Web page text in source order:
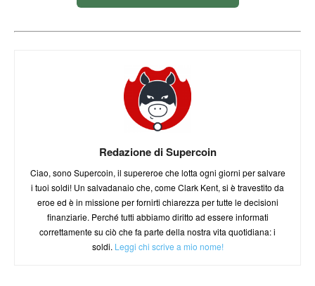
Redazione di Supercoin
Ciao, sono Supercoin, il supereroe che lotta ogni giorni per salvare
i tuoi soldi! Un salvadanaio che, come Clark Kent, si è travestito da
eroe ed è in missione per fornirti chiarezza per tutte le decisioni
finanziarie. Perché tutti abbiamo diritto ad essere informati
correttamente su ciò che fa parte della nostra vita quotidiana: i
soldi. Leggi chi scrive a mio nome!